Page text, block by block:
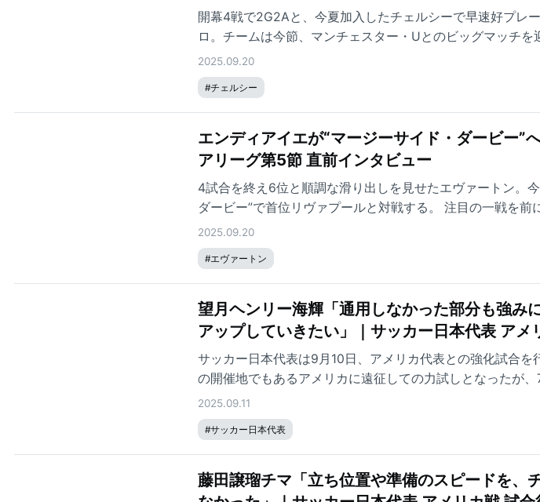
開幕4戦で2G2Aと、今夏加入したチェルシーで早速好プレ
ロ。チームは今節、マンチェスター・Uとのビッグマッチを
手応えやコンディションについて言葉にした。
2025.09.20
#チェルシー
エンディアイエが“マージーサイド・ダービー”
アリーグ第5節 直前インタビュー
4試合を終え6位と順調な滑り出しを見せたエヴァートン。
ダービー”で首位リヴァプールと対戦する。 注目の一戦を前
ンディアイエがインタビューに答えた。
2025.09.20
#エヴァートン
望月ヘンリー海輝「通用しなかった部分も強み
アップしていきたい」｜サッカー日本代表 アメ
サッカー日本代表は9月10日、アメリカ代表との強化試合
の開催地でもあるアメリカに遠征しての力試しとなったが
点。厳しい結果に終わった中で、選手たちはどのような想い
ブへと戻っていくのか。 以下、試合後の望月ヘンリー海輝
2025.09.11
#サッカー日本代表
藤田譲瑠チマ「立ち位置や準備のスピードを、